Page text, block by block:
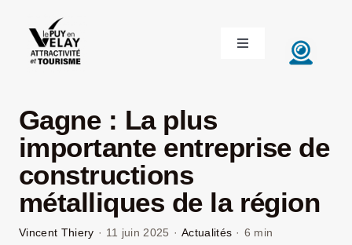
contenu
Toggle
Navigation
DÉCOUVRIR LE VELAY
INVESTIR EN VELAY
ÉTUDIER EN VELAY
Gagne : La plus
importante entreprise de
constructions
métalliques de la région
Vincent Thiery · 11 juin 2025 · Actualités · 6 min